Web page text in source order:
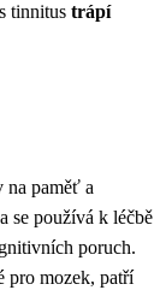
tinnitus trápí
paměť a
se používá k léčbě
poruch.
pro mozek, patří